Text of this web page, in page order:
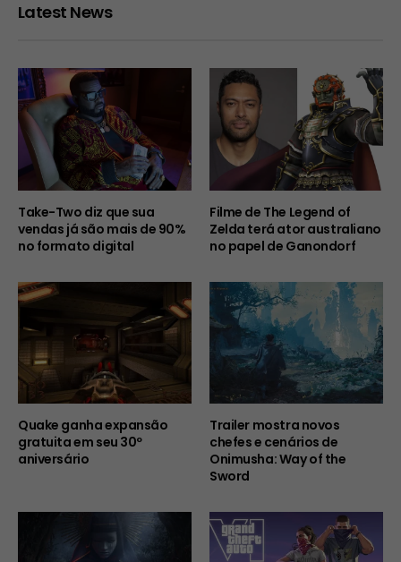
Latest News
Take-Two diz que sua
vendas já são mais de 90%
no formato digital
Filme de The Legend of
Zelda terá ator australiano
no papel de Ganondorf
Quake ganha expansão
gratuita em seu 30º
aniversário
Trailer mostra novos
chefes e cenários de
Onimusha: Way of the
Sword